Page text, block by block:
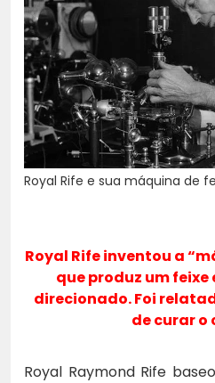
Royal Rife e sua máquina de
Royal Rife inventou a
que produz um
direcionado. Foi
de curar o
Royal Raymond Rife